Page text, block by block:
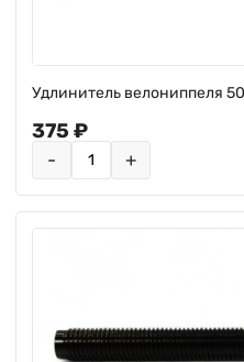
Удлинитель велониппеля
375 ₽
- +